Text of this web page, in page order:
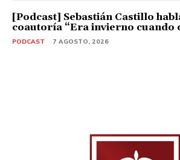
[Podcast] Sebastián Castillo
coautoría “Era invierno cuando
PODCAST 7 AGOSTO, 2026